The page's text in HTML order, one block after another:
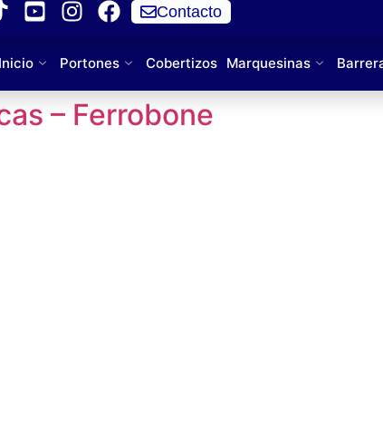
Contacto
Inicio Portones Cobertizos Marquesinas
– Ferrobone